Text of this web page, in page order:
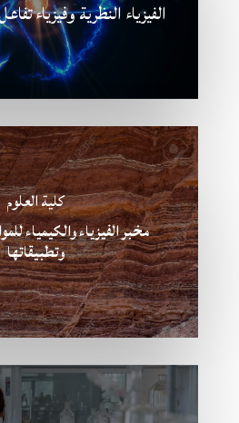
الفيزياء النظرية وفيزياء
كلية العلوم
مخبر الفيزياء والكيمياء
وتطبيقاتها